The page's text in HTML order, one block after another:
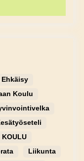
Koulu
KOULU
Liikunta